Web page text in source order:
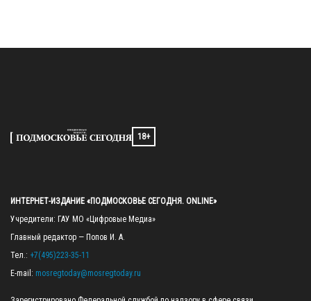
18+
ИНТЕРНЕТ-ИЗДАНИЕ «ПОДМОСКОВЬЕ СЕГОДНЯ. ONLINE»
Учредители: ГАУ МО «Цифровые Медиа»
Главный редактор — Попов И. А.
Тел.: +7(495)223-35-11
E-mail: mosregtoday@mosregtoday.ru